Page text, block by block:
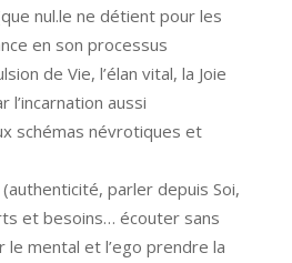
nul.le ne détient pour les
en son processus
de Vie, l’élan vital, la Joie
l’incarnation aussi
schémas névrotiques et
parler depuis Soi,
et besoins… écouter sans
le mental et l’ego prendre la